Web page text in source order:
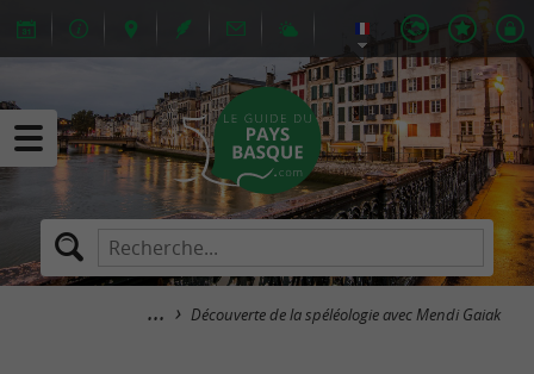
Découverte de la spéléologie avec Mendi Gaiak